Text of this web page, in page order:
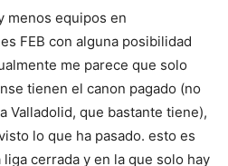
menos equipos en
FEB con alguna posibilidad
me parece que solo
tienen el canon pagado (no
Valladolid, que bastante tiene),
lo que ha pasado. esto es
liga cerrada y en la que solo hay